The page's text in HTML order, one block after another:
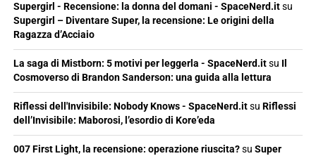
Supergirl - Recensione: la donna del domani - SpaceNerd.itsu
Supergirl – Diventare Super, la recensione: Le origini della
Ragazza d’Acciaio
La saga di Mistborn: 5 motivi per leggerla - SpaceNerd.itsu Il
Cosmoverso di Brandon Sanderson: una guida alla lettura
Riflessi dell'Invisibile: Nobody Knows - SpaceNerd.itsu Riflessi
dell’Invisibile: Maborosi, l’esordio di Kore’eda
007 First Light, la recensione: operazione riuscita?su Super